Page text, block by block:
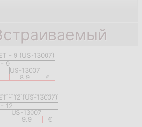
- 9
US-13007
8.9 €
12
US-13007
9.9 €